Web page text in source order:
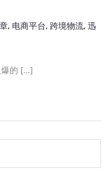
, 电商平台, 跨境物流, 迅
爆的 […]